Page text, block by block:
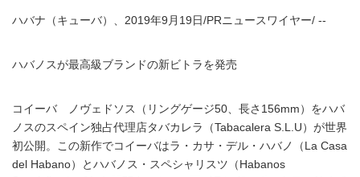
ハバナ（キューバ）、2019年9月19日/PRニュースワイヤー/ --
ハバノスが最高級ブランドの新ビトラを発売
コイーバ ノヴェドソス（リングゲージ50、長さ156mm）をハバ
ノスのスペイン独占代理店タバカレラ（Tabacalera S.L.U）が世界
初公開。この新作でコイーバはラ・カサ・デル・ハバノ（La Casa
del Habano）とハバノス・スペシャリスツ（Habanos